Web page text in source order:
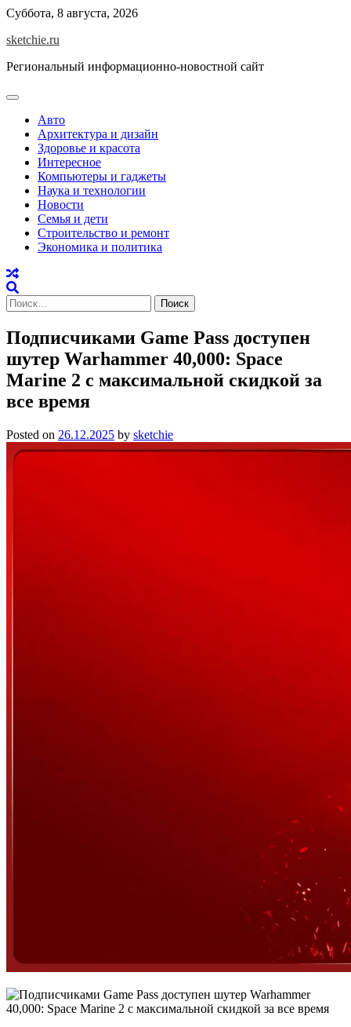
Skip
content
Суббота, 8 августа, 2026
sketchie.ru
Региональный информационно-новостной сайт
Авто
Архитектура и дизайн
Здоровье и красота
Интересное
Компьютеры и гаджеты
Наука и технологии
Новости
Семья и дети
Строительство и ремонт
Экономика и политика
Найти:
Подписчиками Game Pass доступен
шутер Warhammer 40,000: Space
Marine 2 с максимальной скидкой за
все время
Posted on 26.12.2025 by sketchie